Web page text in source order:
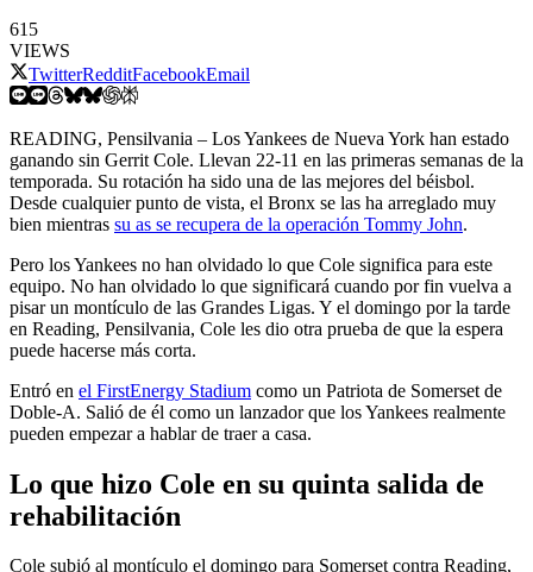
615
VIEWS
TwitterRedditFacebookEmail
READING, Pensilvania – Los Yankees de Nueva York han estado
ganando sin Gerrit Cole. Llevan 22-11 en las primeras semanas de la
temporada. Su rotación ha sido una de las mejores del béisbol.
Desde cualquier punto de vista, el Bronx se las ha arreglado muy
bien mientras su as se recupera de la operación Tommy John.
Pero los Yankees no han olvidado lo que Cole significa para este
equipo. No han olvidado lo que significará cuando por fin vuelva a
pisar un montículo de las Grandes Ligas. Y el domingo por la tarde
en Reading, Pensilvania, Cole les dio otra prueba de que la espera
puede hacerse más corta.
Entró en el FirstEnergy Stadium como un Patriota de Somerset de
Doble-A. Salió de él como un lanzador que los Yankees realmente
pueden empezar a hablar de traer a casa.
Lo que hizo Cole en su quinta salida de
rehabilitación
Cole subió al montículo el domingo para Somerset contra Reading,